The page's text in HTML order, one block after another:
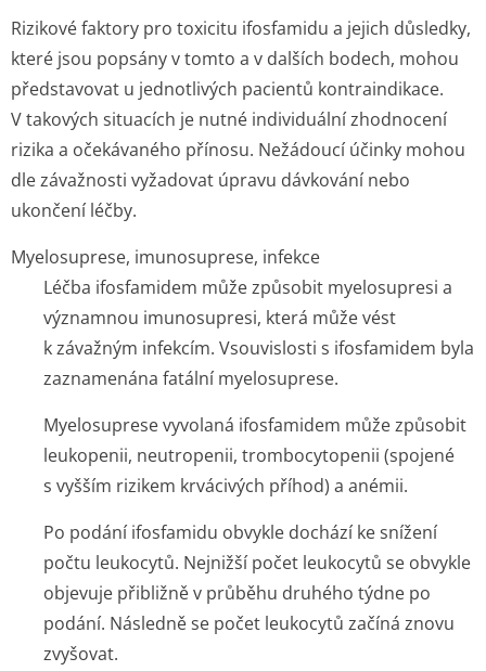
Rizikové faktory pro toxicitu ifosfamidu a jejich důsledky,
které jsou popsány v tomto a v dalších bodech, mohou
představovat u jednotlivých pacientů kontraindikace.
V takových situacích je nutné individuální zhodnocení
rizika a očekávaného přínosu. Nežádoucí účinky mohou
dle závažnosti vyžadovat úpravu dávkování nebo
ukončení léčby.
Myelosuprese, imunosuprese, infekce
Léčba ifosfamidem může způsobit myelosupresi a
významnou imunosupresi, která může vést
k závažným infekcím. Vsouvislosti s ifosfamidem byla
zaznamenána fatální myelosuprese.
Myelosuprese vyvolaná ifosfamidem může způsobit
leukopenii, neutropenii, trombocytopenii (spojené
s vyšším rizikem krvácivých příhod) a anémii.
Po podání ifosfamidu obvykle dochází ke snížení
počtu leukocytů. Nejnižší počet leukocytů se obvykle
objevuje přibližně v průběhu druhého týdne po
podání. Následně se počet leukocytů začíná znovu
zvyšovat.